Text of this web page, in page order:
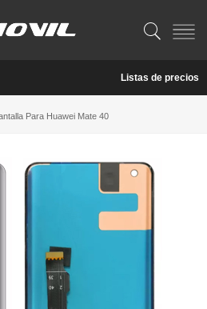
Listas de precios
Para Huawei Mate 40